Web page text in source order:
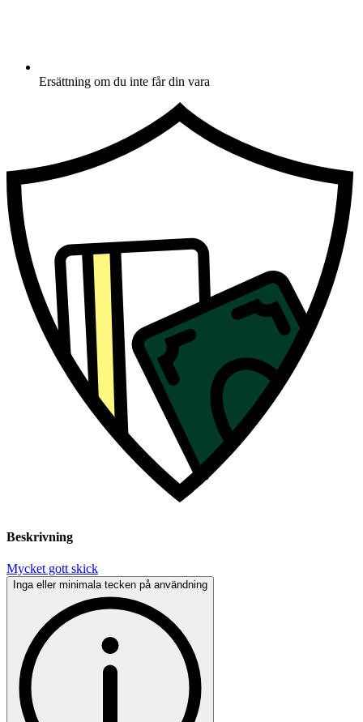
Ersättning om du inte får din vara
Beskrivning
Mycket gott skick
Inga eller minimala tecken på användning